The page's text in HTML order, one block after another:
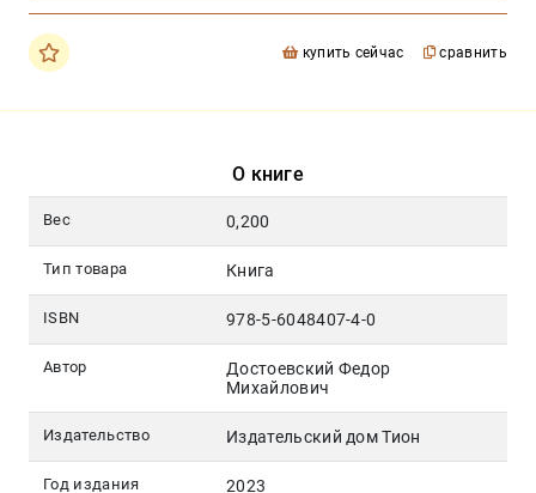
купить сейчас сравнить
О книге
Вес 0,200
Тип товара Книга
ISBN 978-5-6048407-4-0
Автор
Достоевский Федор
Михайлович
Издательство Издательский дом Тион
Год издания 2023